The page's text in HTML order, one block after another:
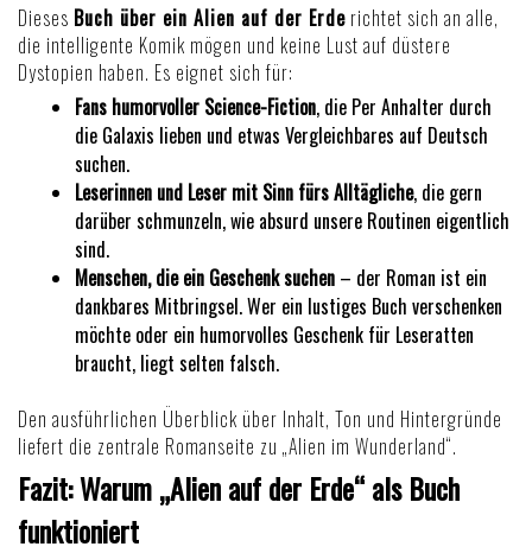
Dieses Buch über ein Alien auf der Erde richtet sich an alle,
die intelligente Komik mögen und keine Lust auf düstere
Dystopien haben. Es eignet sich für:
Fans humorvoller Science-Fiction, die Per Anhalter durch
die Galaxis lieben und etwas Vergleichbares auf Deutsch
suchen.
Leserinnen und Leser mit Sinn fürs Alltägliche, die gern
darüber schmunzeln, wie absurd unsere Routinen eigentlich
sind.
Menschen, die ein Geschenk suchen – der Roman ist ein
dankbares Mitbringsel. Wer ein lustiges Buch verschenken
möchte oder ein humorvolles Geschenk für Leseratten
braucht, liegt selten falsch.
Den ausführlichen Überblick über Inhalt, Ton und Hintergründe
liefert die zentrale Romanseite zu „Alien im Wunderland“.
Fazit: Warum „Alien auf der Erde“ als Buch
funktioniert